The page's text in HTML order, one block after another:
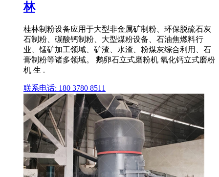
林
桂林制粉设备应用于大型非金属矿制粉、环保脱硫石灰
石制粉、碳酸钙制粉、大型煤粉设备、石油焦燃料行
业、锰矿加工领域、矿渣、水渣、粉煤灰综合利用、石
膏制粉等诸多领域。 鹅卵石立式磨粉机 氧化钙立式磨粉
机 生 .
联系电话: 180 3780 8511